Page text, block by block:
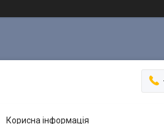
Корисна інформація